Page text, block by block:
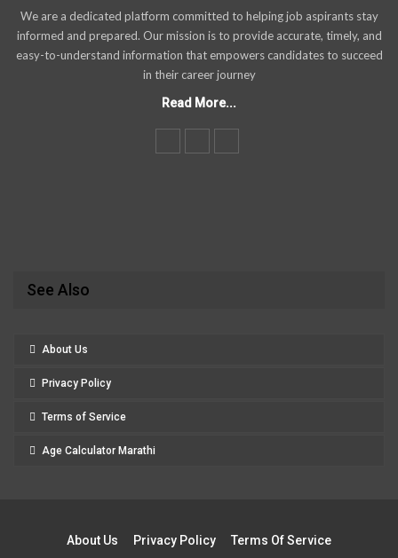
We are a dedicated platform committed to helping job aspirants stay
informed and prepared. Our mission is to provide accurate, timely, and
easy-to-understand information that empowers candidates to succeed
in their career journey
Read More...
See Also
About Us
Privacy Policy
Terms of Service
Age Calculator Marathi
About Us Privacy Policy Terms Of Service